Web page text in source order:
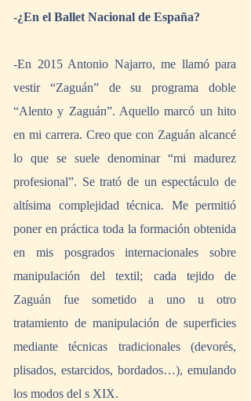
-¿En el Ballet Nacional de España?
-En 2015 Antonio Najarro, me llamó para
vestir “Zaguán” de su programa doble
“Alento y Zaguán”. Aquello marcó un hito
en mi carrera. Creo que con Zaguán alcancé
lo que se suele denominar “mi madurez
profesional”. Se trató de un espectáculo de
altísima complejidad técnica. Me permitió
poner en práctica toda la formación obtenida
en mis posgrados internacionales sobre
manipulación del textil; cada tejido de
Zaguán fue sometido a uno u otro
tratamiento de manipulación de superficies
mediante técnicas tradicionales (devorés,
plisados, estarcidos, bordados…), emulando
los modos del s XIX.